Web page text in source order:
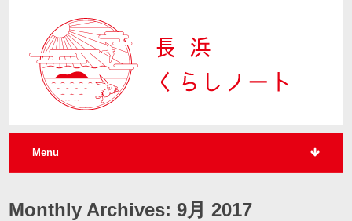
Menu
Monthly Archives: 9月 2017